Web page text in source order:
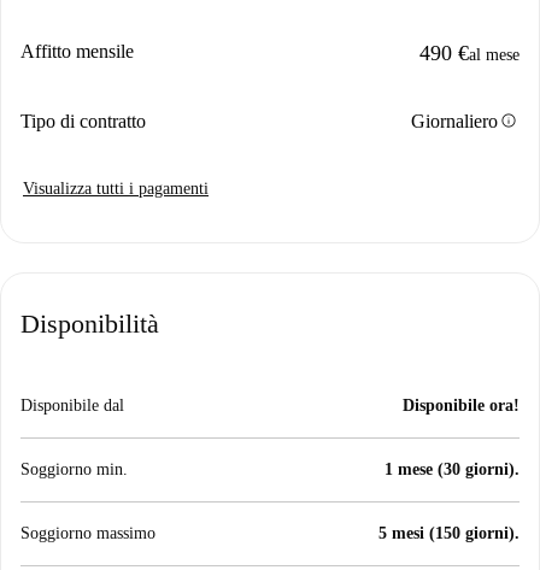
Affitto mensile 490 €al mese
Tipo di contratto Giornalieroinfo
Visualizza tutti i pagamenti
Disponibilità
Disponibile dal Disponibile ora!
Soggiorno min. 1 mese (30 giorni).
Soggiorno massimo 5 mesi (150 giorni).